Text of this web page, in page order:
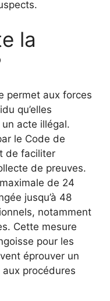
la
permet aux forces
qu’elles
un acte illégal.
le Code de
de faciliter
de preuves.
de 24
jusqu’à 48
notamment
Cette mesure
pour les
éprouver un
procédures